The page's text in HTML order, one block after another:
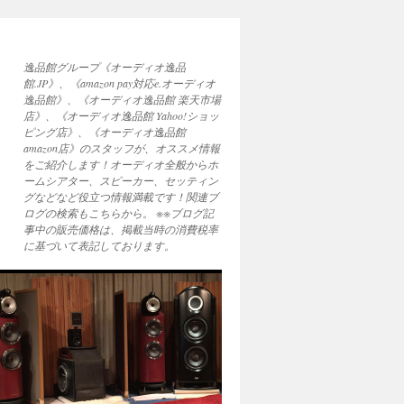
逸品館グループ《オーディオ逸品
館.JP》、《amazon pay対応e.オーディオ
逸品館》、《オーディオ逸品館 楽天市場
店》、《オーディオ逸品館 Yahoo!ショッ
ピング店》、《オーディオ逸品館
amazon店》のスタッフが、オススメ情報
をご紹介します！オーディオ全般からホ
ームシアター、スピーカー、セッティン
グなどなど役立つ情報満載です！関連ブ
ログの検索もこちらから。 ※※ブログ記
事中の販売価格は、掲載当時の消費税率
に基づいて表記しております。